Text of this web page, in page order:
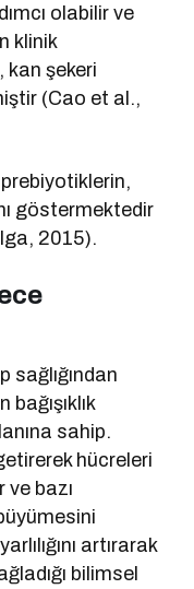
olabilir ve
klinik
kan şekeri
(Cao et al.,
göstermektedir
2015).
sağlığından
sahip.
hücreleri
ve bazı
artırarak
bilimsel